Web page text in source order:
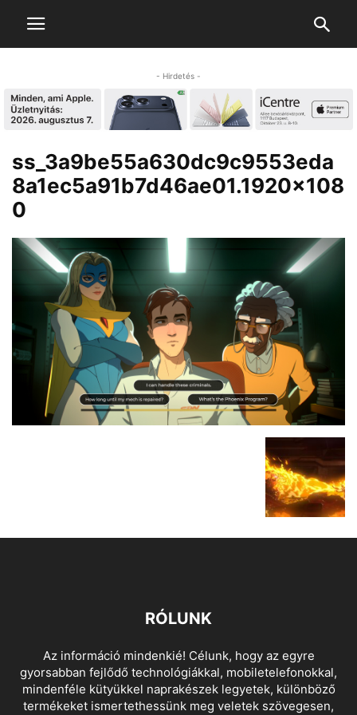
- Hirdetés -
ss_3a9be55a630dc9c9553eda
8a1ec5a91b7d46ae01.1920×108
0
RÓLUNK
Az információ mindenkié! Célunk, hogy az egyre
gyorsabban fejlődő technológiákkal, mobiletelefonokkal,
mindenféle kütyükkel naprakészek legyetek, különböző
termékeket ismertethessünk meg veletek szövegesen,